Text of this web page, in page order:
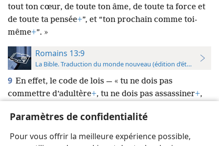
Paramètres de confidentialité
Pour vous offrir la meilleure expérience possible,
tout ton cœur, de toute ton âme, de toute ta force et
de toute ta pensée+”, et “ton prochain comme toi-
même+”. »
Romains 13:9
La Bible. Traduction du monde nouveau (édition d’étude)
9 En effet, le code de lois — « tu ne dois pas
commettre d’adultère+, tu ne dois pas assassiner+,
tous les autres commandements — se résume dans
cette seule phrase : « Tu dois aimer ton prochain